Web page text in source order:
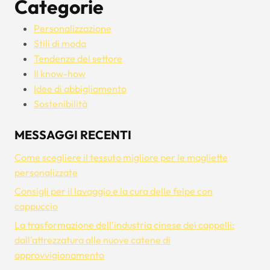
Categorie
Personalizzazione
Stili di moda
Tendenze del settore
Il know-how
Idee di abbigliamento
Sostenibilità
MESSAGGI RECENTI
Come scegliere il tessuto migliore per le magliette
personalizzate
Consigli per il lavaggio e la cura delle felpe con
cappuccio
La trasformazione dell'industria cinese dei cappelli:
dall'attrezzatura alle nuove catene di
approvvigionamento